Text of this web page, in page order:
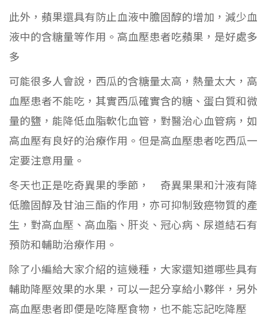
此外，蘋果還具有防止血液中膽固醇的增加，減少血
液中的含糖量等作用。高血壓患者吃蘋果，是好處多
多
可能很多人會說，西瓜的含糖量太高，熱量太大，高
血壓患者不能吃，其實西瓜確實含的糖、蛋白質和微
量的鹽，能降低血脂軟化血管，對醫治心血管病，如
高血壓有良好的治療作用。但是高血壓患者吃西瓜一
定要注意用量。
冬天也正是吃奇異果的季節， 奇異果果和汁液有降
低膽固醇及甘油三酯的作用，亦可抑制致癌物質的產
生，對高血壓、高血脂、肝炎、冠心病、尿道結石有
預防和輔助治療作用。
除了小編給大家介紹的這幾種，大家還知道哪些具有
輔助降壓效果的水果，可以一起分享給小夥伴，另外
高血壓患者即便是吃降壓食物，也不能忘記吃降壓